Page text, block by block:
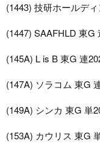
(1443) 技研ホールデ
(1447) SAAFHLD 東G
(145A) L is B 東G 連
(147A) ソラコム 東G
(149A) シンカ 東G 単
(153A) カウリス 東G